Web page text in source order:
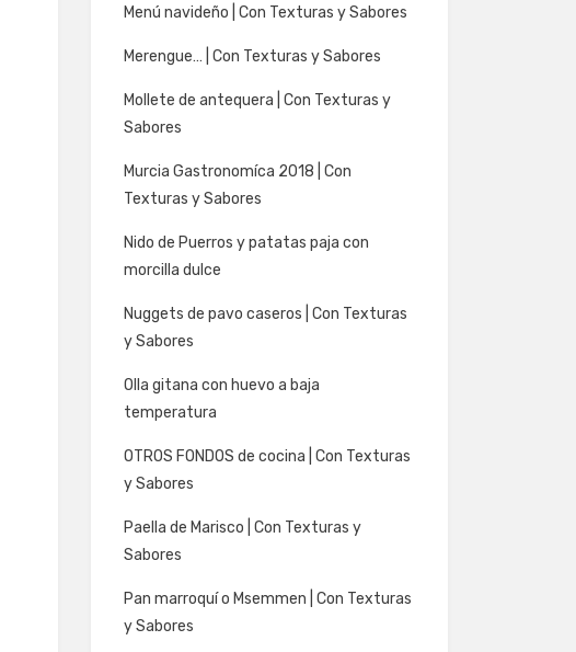
Menú navideño | Con Texturas y Sabores
Merengue… | Con Texturas y Sabores
Mollete de antequera | Con Texturas y
Sabores
Murcia Gastronomíca 2018 | Con
Texturas y Sabores
Nido de Puerros y patatas paja con
morcilla dulce
Nuggets de pavo caseros | Con Texturas
y Sabores
Olla gitana con huevo a baja
temperatura
OTROS FONDOS de cocina | Con Texturas
y Sabores
Paella de Marisco | Con Texturas y
Sabores
Pan marroquí o Msemmen | Con Texturas
y Sabores